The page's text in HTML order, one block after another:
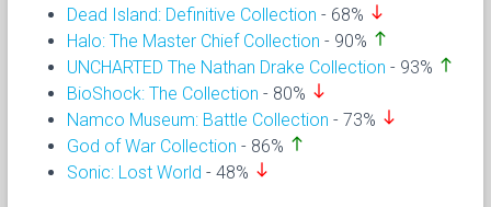
Dead Island: Definitive Collection - 68% south
Halo: The Master Chief Collection - 90% north
UNCHARTED The Nathan Drake Collection - 93% north
BioShock: The Collection - 80% south
Namco Museum: Battle Collection - 73% south
God of War Collection - 86% north
Sonic: Lost World - 48% south